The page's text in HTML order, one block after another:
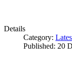
Details
Category:
Published: 20